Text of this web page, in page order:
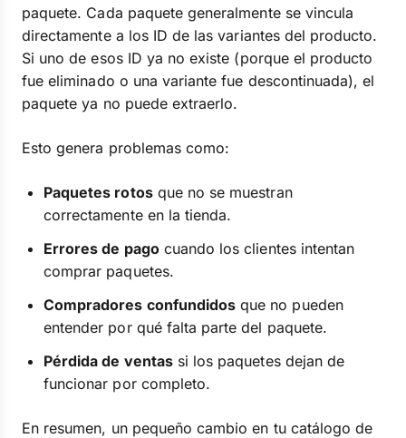
paquete. Cada paquete generalmente se vincula
directamente a los ID de las variantes del producto.
Si uno de esos ID ya no existe (porque el producto
fue eliminado o una variante fue descontinuada), el
paquete ya no puede extraerlo.
Esto genera problemas como:
Paquetes rotosque no se muestran
correctamente en la tienda.
Errores de pagocuando los clientes intentan
comprar paquetes.
Compradores confundidos que no pueden
entender por qué falta parte del paquete.
Pérdida de ventassi los paquetes dejan de
funcionar por completo.
En resumen, un pequeño cambio en tu catálogo de